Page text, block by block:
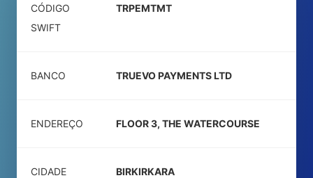
CÓDIGO
SWIFT
TRPEMTMT
BANCO TRUEVO PAYMENTS LTD
ENDEREÇO FLOOR 3, THE WATERCOURSE
CIDADE BIRKIRKARA